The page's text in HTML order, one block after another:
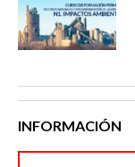
INFORMACIÓN